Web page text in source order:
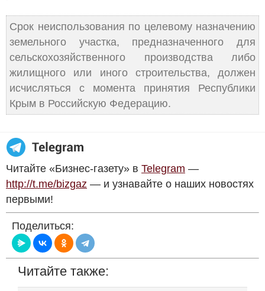
Срок неиспользования по целевому назначению
земельного участка, предназначенного для
сельскохозяйственного производства либо
жилищного или иного строительства, должен
исчисляться с момента принятия Республики
Крым в Российскую Федерацию.
Читайте «Бизнес-газету» в Telegram —
http://t.me/bizgaz — и узнавайте о наших новостях
первыми!
Поделиться:
Читайте также: